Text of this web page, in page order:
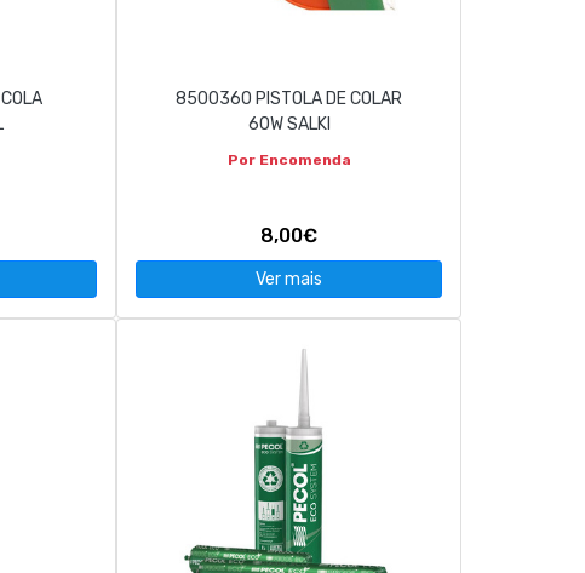
8500360 PISTOLA DE COLAR
60W SALKI
Por Encomenda
8,00€
Ver mais